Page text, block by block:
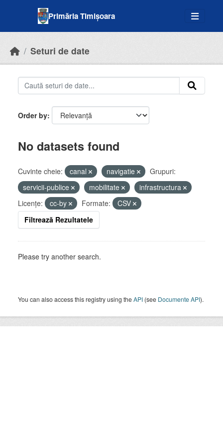
Primăria Timișoara
Seturi de date
Order by
No datasets found
Cuvinte cheie: canal navigatie
Grupuri:
servicii-publice
mobilitate
infrastructura
Licenţe:
cc-by Formate:
CSV
Filtrează Rezultatele
Please try another search.
You can also access this registry using theAPI (see Documente API).